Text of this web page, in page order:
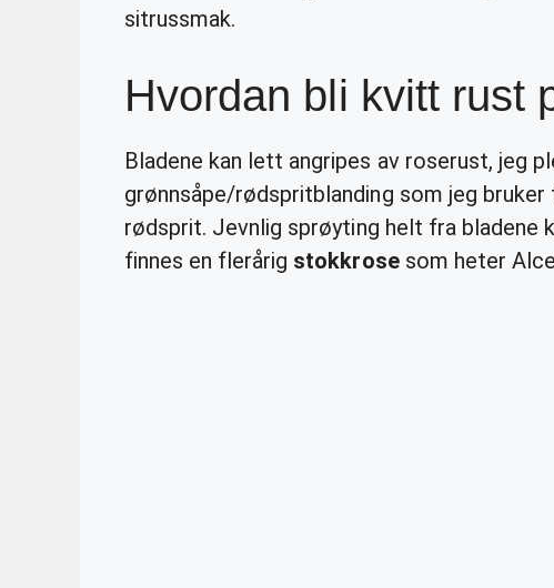
sitrussmak.
Hvordan bli kvitt rust
Bladene kan lett angripes av roserust, jeg
grønnsåpe/rødspritblanding som jeg
rødsprit. Jevnlig sprøyting helt fra bladene
finnes en flerårig stokkrosesom heter